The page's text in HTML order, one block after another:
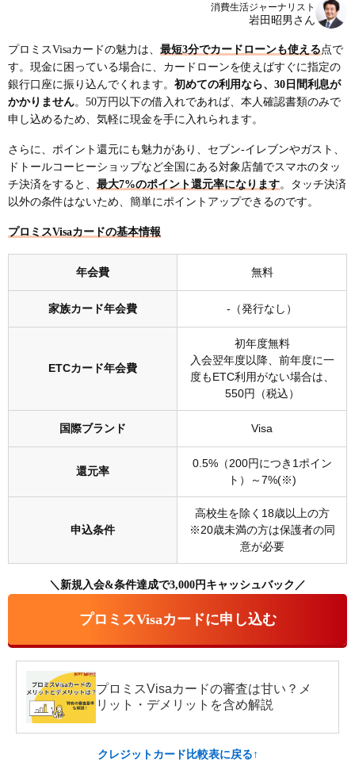
消費生活ジャーナリスト
岩田昭男さん
プロミスVisaカードの魅力は、 最短3分でカードローンも使える点で
す。現金に困っている場合に、カードローンを使えばすぐに指定の
銀行口座に振り込んでくれます。 初めての利用なら、30日間利息が
かかりません。50万円以下の借入れであれば、本人確認書類のみで
申し込めるため、気軽に現金を手に入れられます。
さらに、ポイント還元にも魅力があり、セブン-イレブンやガスト、
ドトールコーヒーショップなど全国にある対象店舗でスマホのタッ
チ決済をすると、 最大7%のポイント還元率になります。タッチ決済
以外の条件はないため、簡単にポイントアップできるのです。
プロミスVisaカードの基本情報
年会費 無料
家族カード年会費 -（発行なし）
ETCカード年会費
初年度無料
入会翌年度以降、前年度に一
度もETC利用がない場合は、
550円（税込）
国際ブランド Visa
還元率
0.5%（200円につき1ポイン
ト）～7%(※)
申込条件
高校生を除く18歳以上の方
※20歳未満の方は保護者の同
意が必要
＼新規入会&条件達成で3,000円キャッシュバック／
プロミスVisaカードに申し込む
プロミスVisaカードの審査は甘い？メ
リット・デメリットを含め解説
クレジットカード比較表に戻る↑